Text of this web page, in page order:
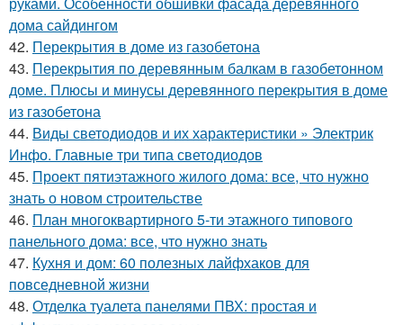
дома сайдингом
42. Перекрытия в доме из газобетона
43. Перекрытия по деревянным балкам в газобетонном
доме. Плюсы и минусы деревянного перекрытия в доме
из газобетона
44. Виды светодиодов и их характеристики » Электрик
Инфо. Главные три типа светодиодов
45. Проект пятиэтажного жилого дома: все, что нужно
знать о новом строительстве
46. План многоквартирного 5-ти этажного типового
панельного дома: все, что нужно знать
47. Кухня и дом: 60 полезных лайфхаков для
повседневной жизни
48. Отделка туалета панелями ПВХ: простая и